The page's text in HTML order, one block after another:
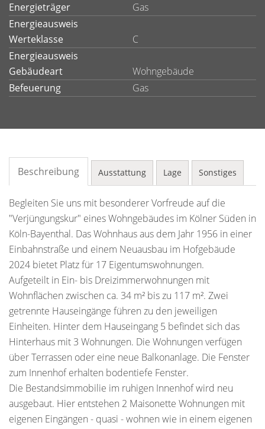
Energieträger
Gas
Energieausweis
Werteklasse
C
Energieausweis
Gebäudeart
Wohngebäude
Befeuerung
Gas
Beschreibung Ausstattung Lage Sonstiges
Begleiten Sie uns mit besonderer Vorfreude auf die
"Verjüngungskur" eines Wohngebäudes im Kölner Süden in
Köln-Bayenthal. Das Wohnhaus aus dem Jahr 1956 in einer
Einbahnstraße und einem Neuausbau im Hofgebäude
2024 bietet Platz für 17 Eigentumswohnungen.
Aufgeteilt in Ein- bis Dreizimmerwohnungen mit
Wohnflächen zwischen ca. 34 m² bis zu 117 m². Zwei
getrennte Hauseingänge führen zu den jeweiligen
Einheiten. Hinter dem Hauseingang 5 befindet sich das
Hinterhaus mit 3 Wohnungen. Die Wohnungen verfügen
über Terrassen oder eine neue Balkonanlage. Die Fenster
zum Innenhof erhalten bodentiefe Fenster.
Die Bestandsimmobilie im ruhigen Innenhof wird neu
ausgebaut. Hier entstehen 2 Maisonette Wohnungen mit
eigenen Eingängen - quasi - wohnen wie in einem eigenen